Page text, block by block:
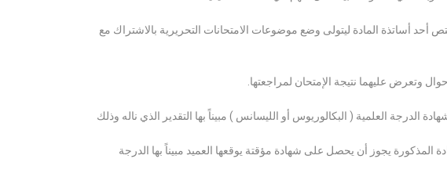
أحد أساتذة المادة ليتولى وضع موضوعات الامتحانات التحريرية بالاشتراك مع
وتعرض عليهما نتيجة الإمتحان لمراجعتها.
الدرجة العلمية ( البكالوريوس أو الليسانس ) مبيناً بها التقدير الذي ناله وذلك
يجوز أن يحصل على شهادة مؤقتة يوقعها العميد مبيناً بها الدرجة